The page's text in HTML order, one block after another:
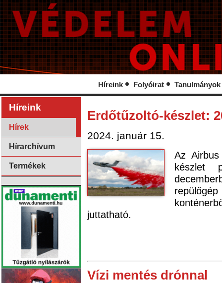
Híreink Folyóirat Tanulmányok
Híreink
Hírek
Hírarchívum
Termékek
Erdőtűzoltó-készlet:
2024. január 15.
Az
készlet
juttatható.
Vízi mentés drónnal